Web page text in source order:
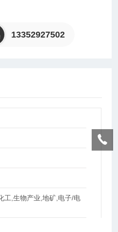
13352927502
工,生物产业,地矿,电子/电